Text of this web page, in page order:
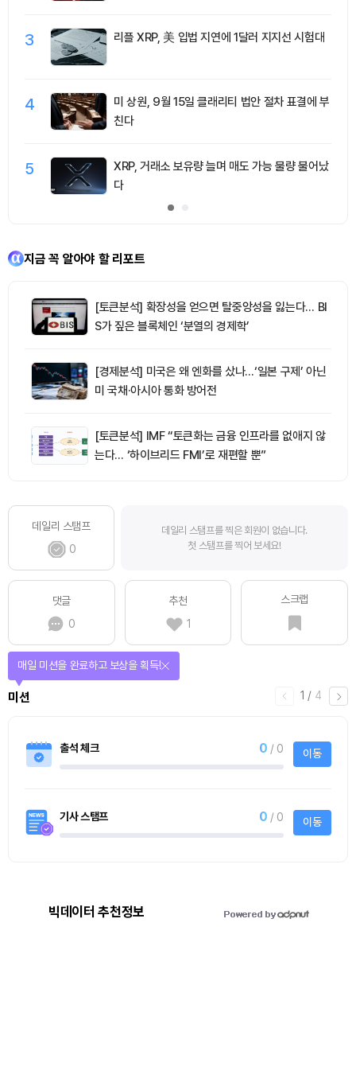
3 리플 XRP, 美 입법 지연에 1달러 지지선 시험대
4
미 상원, 9월 15일 클래리티 법안 절차 표결에 부
친다
5
XRP, 거래소 보유량 늘며 매도 가능 물량 불어났
다
지금 꼭 알아야 할 리포트
[토큰분석] 확장성을 얻으면 탈중앙성을 잃는다… BI
S가 짚은 블록체인 ‘분열의 경제학’
[경제분석] 미국은 왜 엔화를 샀나…‘일본 구제’ 아닌
미 국채·아시아 통화 방어전
[토큰분석] IMF “토큰화는 금융 인프라를 없애지 않
는다… ‘하이브리드 FMI’로 재편할 뿐”
데일리 스탬프
0
데일리 스탬프를 찍은 회원이 없습니다.
첫 스탬프를 찍어 보세요!
댓글
0
추천
1
스크랩
1 / 4
미션
매일 미션을 완료하고 보상을 획득!
출석 체크 0 / 0 이동
기사 스탬프 0 / 0 이동
빅데이터 추천정보